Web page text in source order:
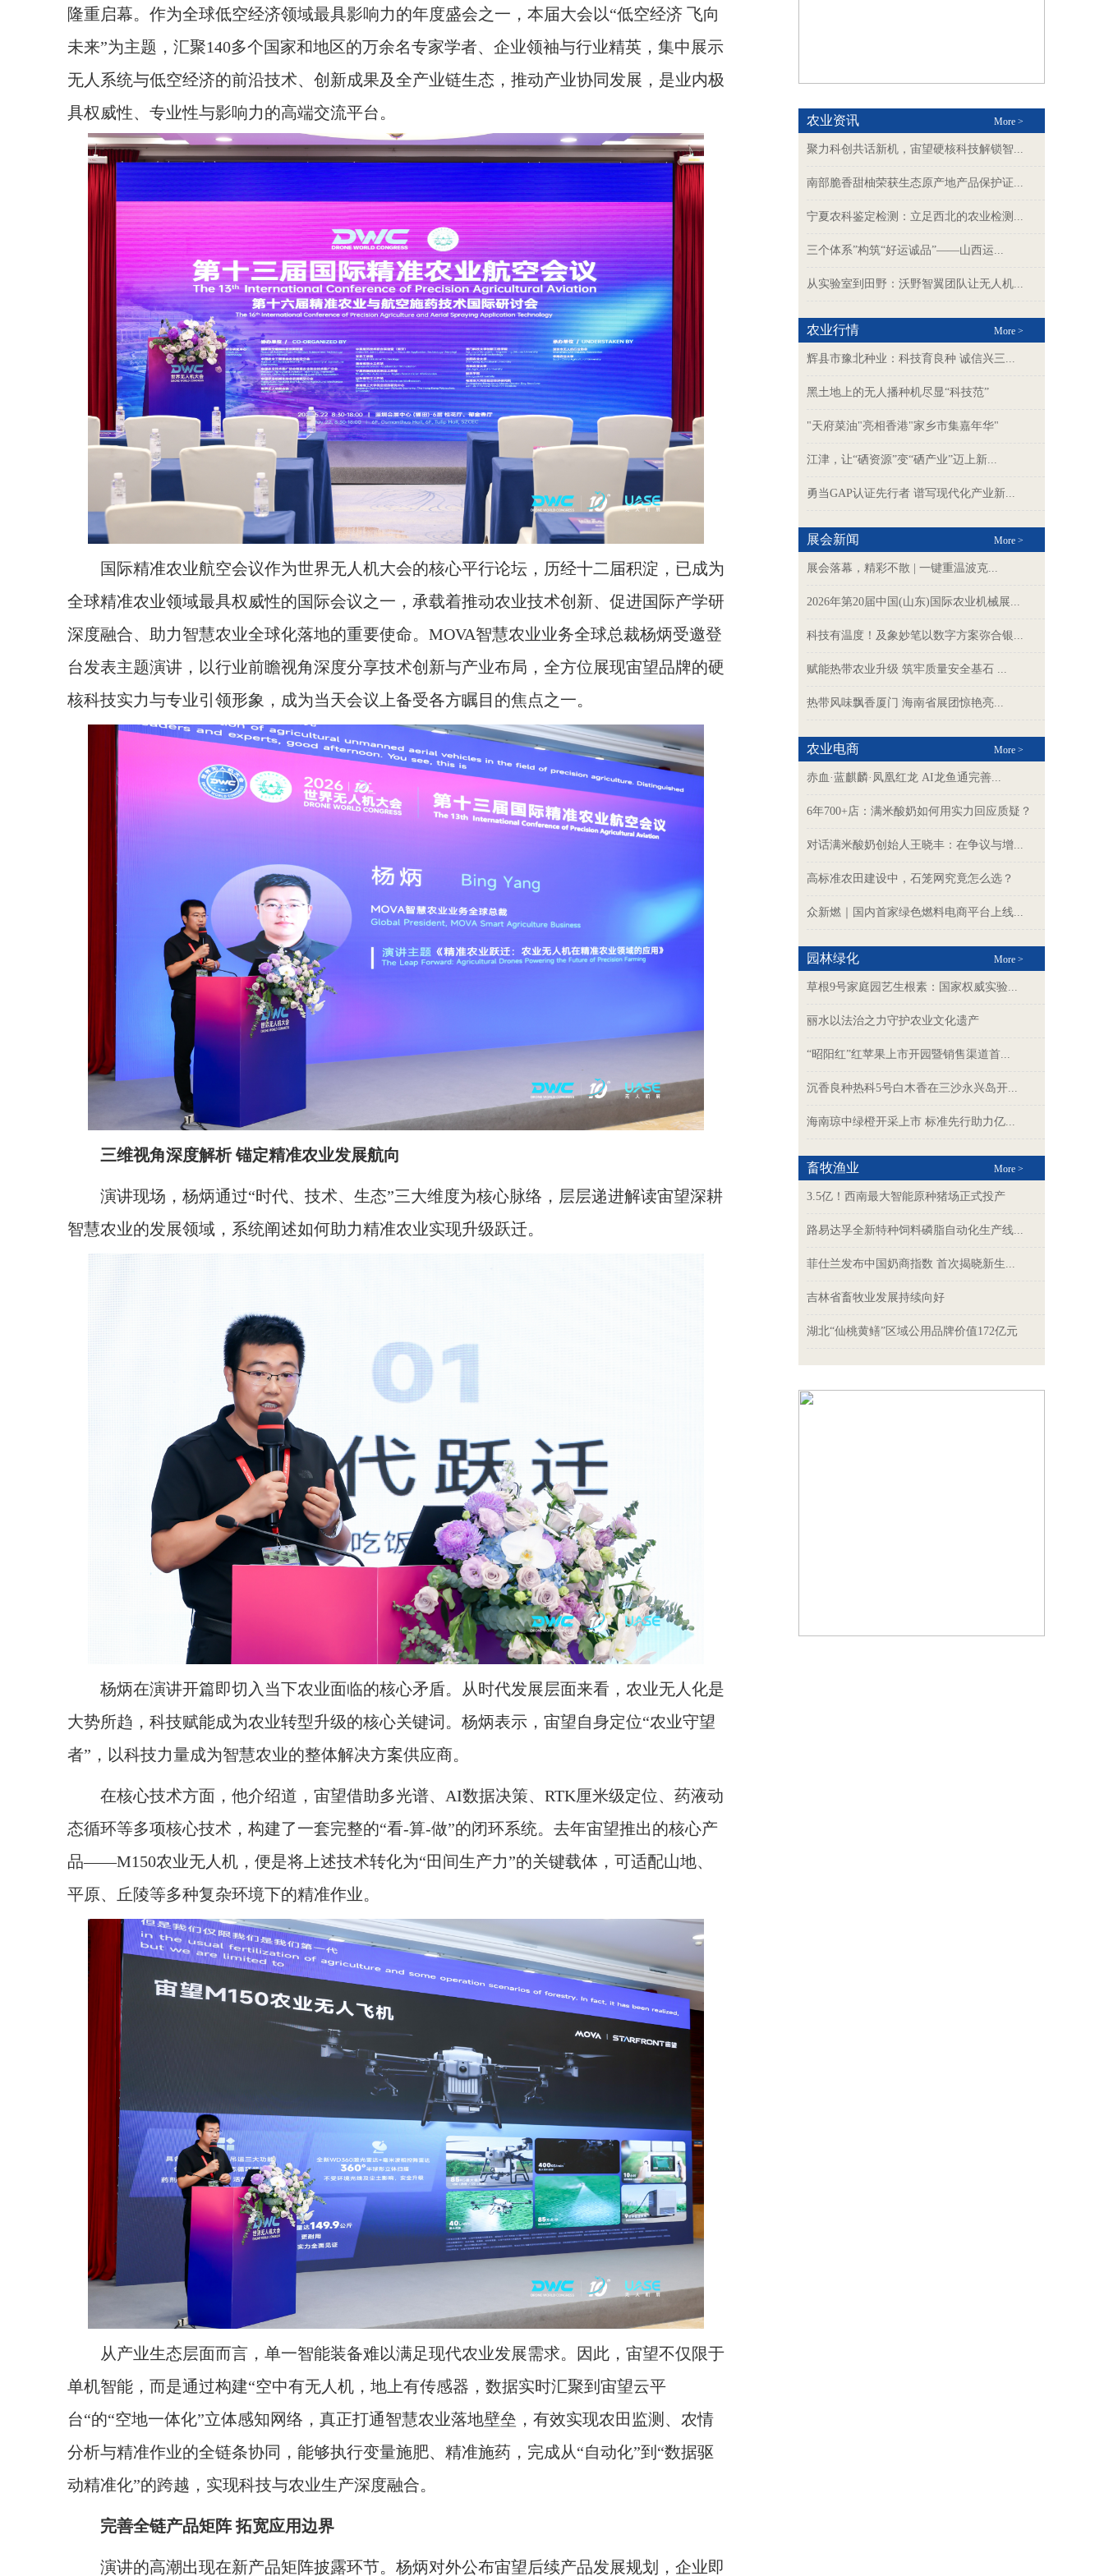
隆重启幕。作为全球低空经济领域最具影响力的年度盛会之一，本届大会以“低空经济 飞向
未来”为主题，汇聚140多个国家和地区的万余名专家学者、企业领袖与行业精英，集中展示
无人系统与低空经济的前沿技术、创新成果及全产业链生态，推动产业协同发展，是业内极
具权威性、专业性与影响力的高端交流平台。
国际精准农业航空会议作为世界无人机大会的核心平行论坛，历经十二届积淀，已成为
全球精准农业领域最具权威性的国际会议之一，承载着推动农业技术创新、促进国际产学研
深度融合、助力智慧农业全球化落地的重要使命。MOVA智慧农业业务全球总裁杨炳受邀登
台发表主题演讲，以行业前瞻视角深度分享技术创新与产业布局，全方位展现宙望品牌的硬
核科技实力与专业引领形象，成为当天会议上备受各方瞩目的焦点之一。
三维视角深度解析 锚定精准农业发展航向
演讲现场，杨炳通过“时代、技术、生态”三大维度为核心脉络，层层递进解读宙望深耕
智慧农业的发展领域，系统阐述如何助力精准农业实现升级跃迁。
杨炳在演讲开篇即切入当下农业面临的核心矛盾。从时代发展层面来看，农业无人化是
大势所趋，科技赋能成为农业转型升级的核心关键词。杨炳表示，宙望自身定位“农业守望
者”，以科技力量成为智慧农业的整体解决方案供应商。
在核心技术方面，他介绍道，宙望借助多光谱、AI数据决策、RTK厘米级定位、药液动
态循环等多项核心技术，构建了一套完整的“看-算-做”的闭环系统。去年宙望推出的核心产
品——M150农业无人机，便是将上述技术转化为“田间生产力”的关键载体，可适配山地、
平原、丘陵等多种复杂环境下的精准作业。
从产业生态层面而言，单一智能装备难以满足现代农业发展需求。因此，宙望不仅限于
单机智能，而是通过构建“空中有无人机，地上有传感器，数据实时汇聚到宙望云平
台“的“空地一体化”立体感知网络，真正打通智慧农业落地壁垒，有效实现农田监测、农情
分析与精准作业的全链条协同，能够执行变量施肥、精准施药，完成从“自动化”到“数据驱
动精准化”的跨越，实现科技与农业生产深度融合。
完善全链产品矩阵 拓宽应用边界
演讲的高潮出现在新产品矩阵披露环节。杨炳对外公布宙望后续产品发展规划，企业即
农业资讯 More >
聚力科创共话新机，宙望硬核科技解锁智...
南部脆香甜柚荣获生态原产地产品保护证...
宁夏农科鉴定检测：立足西北的农业检测...
三个体系”构筑“好运诚品”——山西运...
从实验室到田野：沃野智翼团队让无人机...
农业行情 More >
辉县市豫北种业：科技育良种 诚信兴三...
黑土地上的无人播种机尽显“科技范”
"天府菜油"亮相香港"家乡市集嘉年华"
江津，让“硒资源”变“硒产业”迈上新...
勇当GAP认证先行者 谱写现代化产业新...
展会新闻 More >
展会落幕，精彩不散 | 一键重温波克...
2026年第20届中国(山东)国际农业机械展...
科技有温度！及象妙笔以数字方案弥合银...
赋能热带农业升级 筑牢质量安全基石 ...
热带风味飘香厦门 海南省展团惊艳亮...
农业电商 More >
赤血·蓝麒麟·凤凰红龙 AI龙鱼通完善...
6年700+店：满米酸奶如何用实力回应质疑？
对话满米酸奶创始人王晓丰：在争议与增...
高标准农田建设中，石笼网究竟怎么选？
众新燃｜国内首家绿色燃料电商平台上线...
园林绿化 More >
草根9号家庭园艺生根素：国家权威实验...
丽水以法治之力守护农业文化遗产
“昭阳红”红苹果上市开园暨销售渠道首...
沉香良种热科5号白木香在三沙永兴岛开...
海南琼中绿橙开采上市 标准先行助力亿...
畜牧渔业 More >
3.5亿！西南最大智能原种猪场正式投产​​
路易达孚全新特种饲料磷脂自动化生产线...
菲仕兰发布中国奶商指数 首次揭晓新生...
吉林省畜牧业发展持续向好
湖北“仙桃黄鳝”区域公用品牌价值172亿元